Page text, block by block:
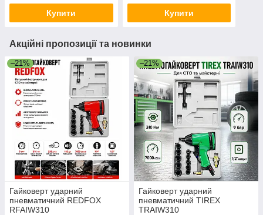
Купити Купити
Акційні пропозиції та новинки
–21%
Гайковерт ударний
пневматичний REDFOX
RFAIW310
–21%
Гайковерт ударний
пневматичний TIREX
TRAIW310